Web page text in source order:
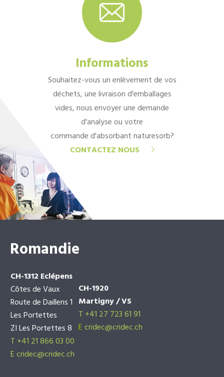
Informations
Souhaitez-vous un enlèvement de vos
déchets, une livraison d'emballages
vides, nous envoyer une demande
d'analyse ou votre
commande d'absorbant naturesorb?
CONTACTEZ NOUS
Romandie
CH-1312 Eclépens
Côtes de Vaux
Route de Daillens 1
Les Portettes
ZI Les Portettes 8
T +41 21 866 03 00
Ecridec@cridec.ch
CH-1920
Martigny / VS
T +41 27 723 61 91
Ecridec@cridec.ch